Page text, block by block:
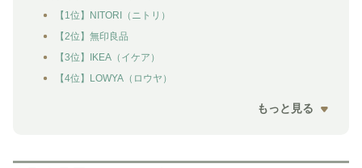
【1位】NITORI（ニトリ）
【2位】無印良品
【3位】IKEA（イケア）
【4位】LOWYA（ロウヤ）
もっと見る